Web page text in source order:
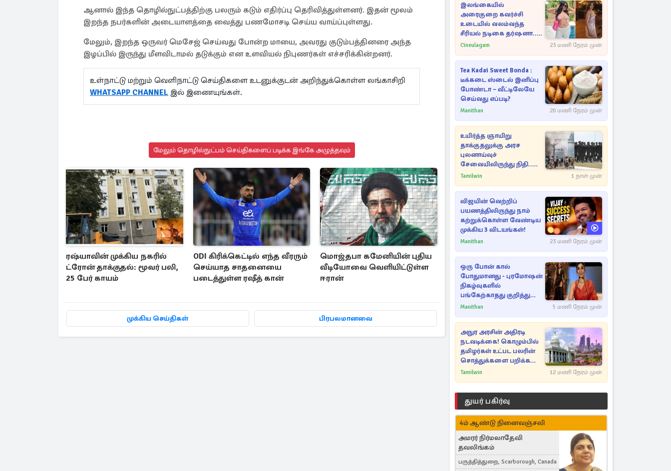
ஆனால் இந்த தொழில்நுட்பத்திற்கு பலரும் கடும் எதிர்ப்பு தெரிவித்துள்ளனர். இதன் மூலம்
இறந்த நபர்களின் அடையாளத்தை வைத்து பணமோசடி செய்ய வாய்ப்புள்ளது.
மேலும், இறந்த ஒருவர் மெசேஜ் செய்வது போன்ற மாயை, அவரது குடும்பத்தினரை அந்த
இழப்பில் இருந்து மீளவிடாமல் தடுக்கும் என உளவியல் நிபுணர்கள் எச்சரிக்கின்றனர்.
உள்நாட்டு மற்றும் வெளிநாட்டு செய்திகளை உடனுக்குடன் அறிந்துக்கொள்ள லங்காசிறி
WHATSAPP CHANNEL இல் இணையுங்கள்.
மேலும் தொழில்நுட்பம் செய்திகளைப் படிக்க இங்கே அழுத்தவும்
ரஷ்யாவின் முக்கிய நகரில்
ட்ரோன் தாக்குதல்: மூவர் பலி,
25 பேர் காயம்
ODI கிரிக்கெட்டில் எந்த வீரரும்
செய்யாத சாதனையை
படைத்துள்ள ரஷீத் கான்
மொஜ்தபா கமேனியின் புதிய
வீடியோவை வெளியிட்டுள்ள
ஈரான்
முக்கிய செய்திகள் பிரபலமானவை
இலங்கையில்
அரைகுறை கவர்ச்சி
உடையில் வலம்வந்த
சீரியல் நடிகை தர்ஷனா...
அவரே வெளியிட்ட
Cineulagam 23 மணி நேரம் முன்
Tea Kadai Sweet Bonda :
டீக்கடை ஸ்டைல் இனிப்பு
போண்டா – வீட்டிலேயே
செய்வது எப்படி?
Manithan 20 மணி நேரம் முன்
உயிர்த்த ஞாயிறு
தாக்குதலுக்கு அரச
புலனாய்வுச்
சேவையிலிருந்து நிதி..
வெளியான அதிர்ச்சி
Tamilwin 1 நாள் முன்
விஜயின் வெற்றிப்
பயணத்திலிருந்து நாம்
கற்றுக்கொள்ள வேண்டிய
முக்கிய 3 விடயங்கள்!
Manithan 23 மணி நேரம் முன்
ஒரு போன் கால்
போதுமானது - புரமோஷன்
நிகழ்வுகளில்
பங்கேற்காதது குறித்து
நயன்தாரா ஓபன் டாக்!
Manithan 5 மணி நேரம் முன்
அநுர அரசின் அதிரடி
நடவடிக்கை! கொழும்பில்
தமிழர்கள் உட்பட பலரின்
சொத்துக்களை பறிக்க
நடவடிக்கை
Tamilwin 12 மணி நேரம் முன்
துயர் பகிர்வு
4ம் ஆண்டு நினைவஞ்சலி
அமரர் நிர்மலாதேவி
தவலிங்கம்
பருத்தித்துறை, Scarborough, Canada